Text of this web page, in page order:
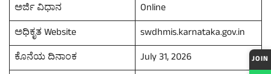
ಅರ್ಜಿ ವಿಧಾನ
Online
ಅಧಿಕೃತ Website
swdhmis.karnataka.gov.in
ಕೊನೆಯ ದಿನಾಂಕ
July 31, 2026
JOIN